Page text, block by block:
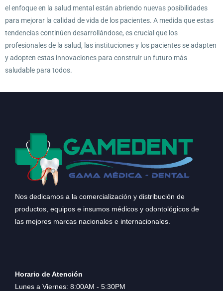
el enfoque en la salud mental están abriendo nuevas posibilidades
para mejorar la calidad de vida de los pacientes. A medida que estas
tendencias continúen desarrollándose, es crucial que los
profesionales de la salud, las instituciones y los pacientes se adapten
y adopten estas innovaciones para construir un futuro más
saludable para todos.
Nos dedicamos a la comercialización y distribución de
productos, equipos e insumos médicos y odontológicos de
las mejores marcas nacionales e internacionales.
Horario de Atención
Lunes a Viernes: 8:00AM - 5:30PM